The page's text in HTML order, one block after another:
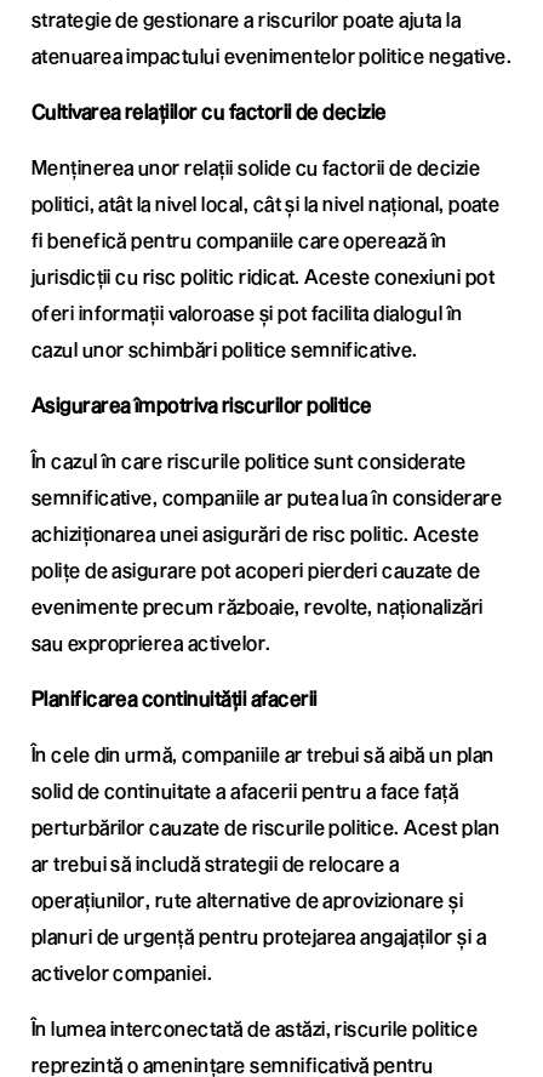
strategie de gestionare a riscurilor poate ajuta la
atenuarea impactului evenimentelor politice negative.
Cultivarea relațiilor cu factorii de decizie
Menținerea unor relații solide cu factorii de decizie
politici, atât la nivel local, cât și la nivel național, poate
fi benefică pentru companiile care operează în
jurisdicții cu risc politic ridicat. Aceste conexiuni pot
oferi informații valoroase și pot facilita dialogul în
cazul unor schimbări politice semnificative.
Asigurarea împotriva riscurilor politice
În cazul în care riscurile politice sunt considerate
semnificative, companiile ar putea lua în considerare
achiziționarea unei asigurări de risc politic. Aceste
polițe de asigurare pot acoperi pierderi cauzate de
evenimente precum războaie, revolte, naționalizări
sau exproprierea activelor.
Planificarea continuității afacerii
În cele din urmă, companiile ar trebui să aibă un plan
solid de continuitate a afacerii pentru a face față
perturbărilor cauzate de riscurile politice. Acest plan
ar trebui să includă strategii de relocare a
operațiunilor, rute alternative de aprovizionare și
planuri de urgență pentru protejarea angajaților și a
activelor companiei.
În lumea interconectată de astăzi, riscurile politice
reprezintă o amenințare semnificativă pentru